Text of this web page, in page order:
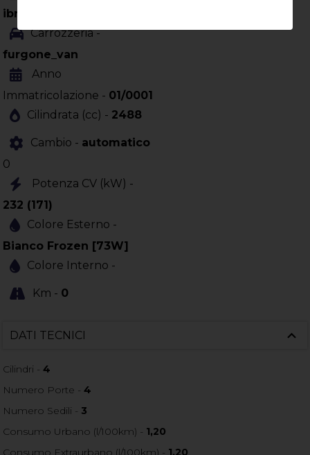
ibrida
Carrozzeria -
furgone_van
Anno
Immatricolazione - 01/0001
Cilindrata (cc) - 2488
Cambio - automatico
0
Potenza CV (kW) -
232 (171)
Colore Esterno -
Bianco Frozen [73W]
Colore Interno -
Km - 0
DATI TECNICI
Cilindri -4
Numero Porte -4
Numero Sedili - 3
Consumo Urbano (l/100km) - 1,20
Consumo Extraurbano (l/100km) - 1,20